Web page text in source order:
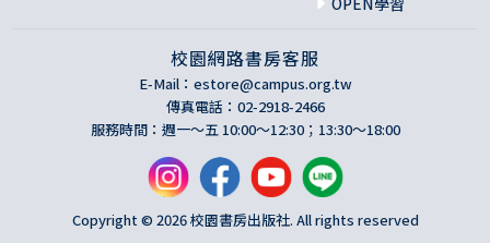
校園網路書房客服
E-Mail： estore@campus.org.tw
傳真電話：02-2918-2466
服務時間：週一～五 10:00～12:30；13:30～18:00
Copyright © 2026 校園書房出版社. All rights reserved